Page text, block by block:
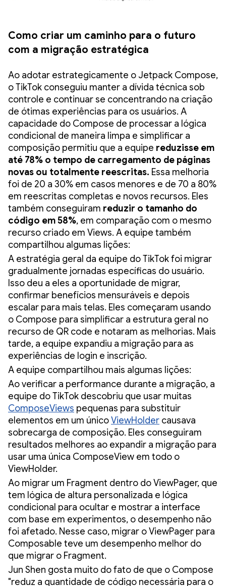
Como criar um caminho para o futuro
com a migração estratégica
Ao adotar estrategicamente o Jetpack Compose,
o TikTok conseguiu manter a dívida técnica sob
controle e continuar se concentrando na criação
de ótimas experiências para os usuários. A
capacidade do Compose de processar a lógica
condicional de maneira limpa e simplificar a
composição permitiu que a equipe reduzisse em
até 78% o tempo de carregamento de páginas
novas ou totalmente reescritas. Essa melhoria
foi de 20 a 30% em casos menores e de 70 a 80%
em reescritas completas e novos recursos. Eles
também conseguiram reduzir o tamanho do
código em 58%, em comparação com o mesmo
recurso criado em Views. A equipe também
compartilhou algumas lições:
A estratégia geral da equipe do TikTok foi migrar
gradualmente jornadas específicas do usuário.
Isso deu a eles a oportunidade de migrar,
confirmar benefícios mensuráveis e depois
escalar para mais telas. Eles começaram usando
o Compose para simplificar a estrutura geral no
recurso de QR code e notaram as melhorias. Mais
tarde, a equipe expandiu a migração para as
experiências de login e inscrição.
A equipe compartilhou mais algumas lições:
Ao verificar a performance durante a migração, a
equipe do TikTok descobriu que usar muitas
ComposeViews pequenas para substituir
elementos em um únicoViewHolder causava
sobrecarga de composição. Eles conseguiram
resultados melhores ao expandir a migração para
usar uma única ComposeView em todo o
ViewHolder.
Ao migrar um Fragment dentro do ViewPager, que
tem lógica de altura personalizada e lógica
condicional para ocultar e mostrar a interface
com base em experimentos, o desempenho não
foi afetado. Nesse caso, migrar o ViewPager para
Composable teve um desempenho melhor do
que migrar o Fragment.
Jun Shen gosta muito do fato de que o Compose
"reduz a quantidade de código necessária para o